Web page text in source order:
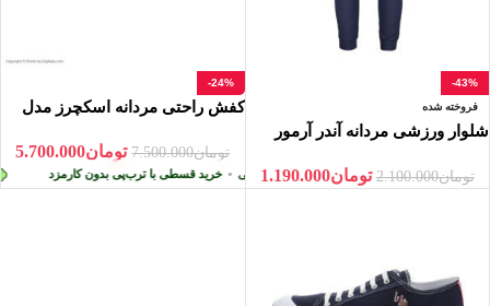
-43%
فروخته شده
شلوار ورزشی مردانه آندر آرمور
تومان2.100.000 تومان1.190.000
پرداخت اقساطی • خرید قسطی با ترب‌پی بدون کارمزد ترب‌پی بدون کارمزد
-24%
کفش راحتی مردانه اسکچرز مدل
تومان7.500.000 تومان5.700.000